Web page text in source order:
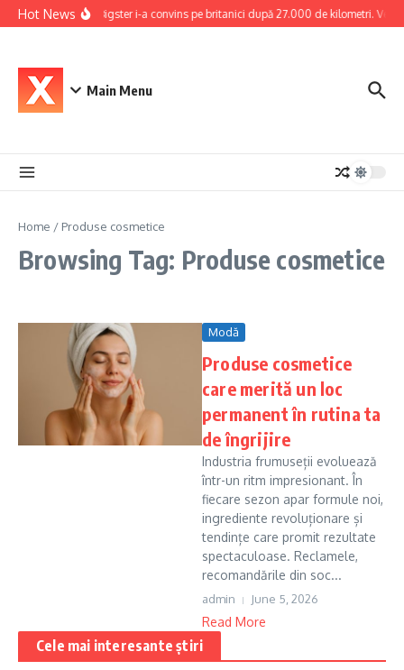
Skip to content
Hot NewsDacia Bigster i-a convins pe britanici după 27.000 de kilometri.
Main Menu
Home / Produse cosmetice
Browsing Tag: Produse cosmetice
Modă
Produse cosmetice
care merită un loc
permanent în rutina ta
de îngrijire
Industria frumuseții evoluează
într-un ritm impresionant. În
fiecare sezon apar formule noi,
ingrediente revoluționare și
tendințe care promit rezultate
spectaculoase. Reclamele,
recomandările din soc...
admin June 5, 2026
Read More
Cele mai interesante știri